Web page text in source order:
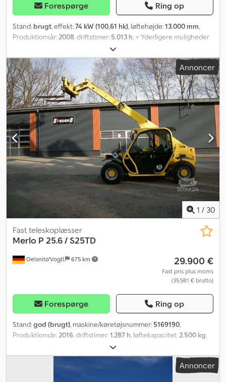
Forespørge Ring op
Stand: brugt, effekt:74 kW (100,61 hk), løftehøjde:13.000 mm,
Produktionsår:2008, driftstimer: 5.013 h, = Yderligere muligheder
og ekstraudstyr = - Gaffel til lastning = Yderligere information =
Egenvægt: 10.750 kg Cjdpjzlpthjfx Ahbsrf Løftekapacitet: 3.500 kg
Kontakt Geert Geuens for yderligere information.
Annoncer
1 / 30
Oelsnitz/Vogtl. 675 km
Fast teleskoplæsser
Merlo P 25.6 / S25TD
29.900 €
Fast pris plus moms
(35.581 € brutto)
Forespørge Ring op
Stand:god (brugt), maskine/køretøjsnummer: 5169190,
Produktionsår:2016, driftstimer:1.287 h, løftekapacitet:2.500 kg,
, bygningshøjde:
5.200 kg, motortype: Diesel, producent: Merlo Crodpfxszb S Dpe
Annoncer